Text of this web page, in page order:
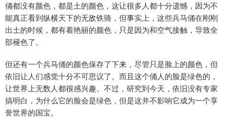
俑都没有颜色，都是土的颜色，这让很多人都十分遗憾，因为不
能真正看到纵横天下的无敌铁骑，但事实上，这些兵马俑在刚刚
出土的时候，都有着艳丽的颜色，只是因为和空气接触，导致全
部褪色了。
但还有一个兵马俑的颜色保存了下来，尽管只是脸上的颜色，但
依旧让人们感觉十分不可思议了。而且这个俑人的脸是绿色的，
让世界上无数人都很感兴趣。不过，研究到今天，依旧没有专家
搞明白，为什么它的脸会是绿色，但是这并不影响它成为一个享
誉世界的国宝。